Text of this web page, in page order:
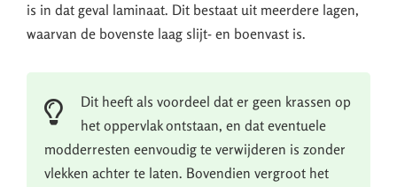
is in dat geval laminaat. Dit bestaat uit meerdere lagen,
waarvan de bovenste laag slijt- en boenvast is.
Dit heeft als voordeel dat er geen krassen op
het oppervlak ontstaan, en dat eventuele
modderresten eenvoudig te verwijderen is zonder
vlekken achter te laten. Bovendien vergroot het